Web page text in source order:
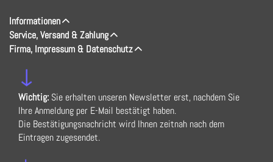
Informationen
Service, Versand & Zahlung
Firma, Impressum & Datenschutz
↓
Wichtig: Sie erhalten unseren Newsletter erst, nachdem Sie
Ihre Anmeldung per E-Mail bestätigt haben.
Die Bestätigungsnachricht wird Ihnen zeitnah nach dem
Eintragen zugesendet.